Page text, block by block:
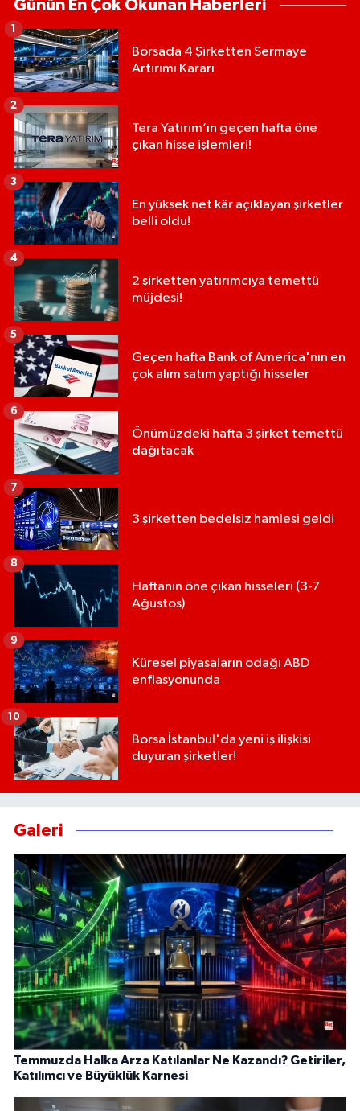
Günün En Çok Okunan Haberleri
Borsada 4 Şirketten Sermaye
Artırımı Kararı
1
Tera Yatırım’ın geçen hafta öne
çıkan hisse işlemleri!
2
En yüksek net kâr açıklayan şirketler
belli oldu!
3
2 şirketten yatırımcıya temettü
müjdesi!
4
Geçen hafta Bank of America'nın en
çok alım satım yaptığı hisseler
5
Önümüzdeki hafta 3 şirket temettü
dağıtacak
6
3 şirketten bedelsiz hamlesi geldi
7
Haftanın öne çıkan hisseleri (3-7
Ağustos)
8
Küresel piyasaların odağı ABD
enflasyonunda
9
Borsa İstanbul'da yeni iş ilişkisi
duyuran şirketler!
10
Galeri
Temmuzda Halka Arza Katılanlar Ne Kazandı? Getiriler,
Katılımcı ve Büyüklük Karnesi